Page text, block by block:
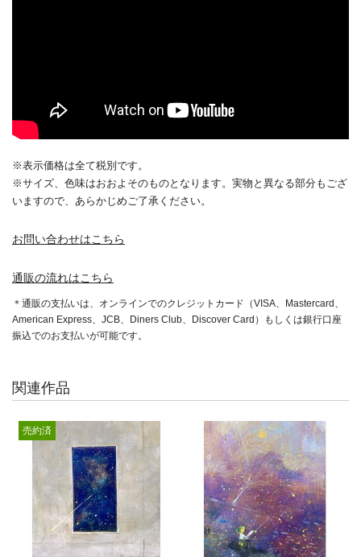
※表示価格は全て税別です。
※サイズ、色味はおおよそのものとなります。実物と異なる部分もござ
いますので、あらかじめご了承ください。
お問い合わせはこちら
通販の流れはこちら
＊通販の支払いは、オンラインでのクレジットカード（VISA、Mastercard、
American Express、JCB、Diners Club、Discover Card）もしくは銀行口座
振込でのお支払いが可能です。
関連作品
売約済